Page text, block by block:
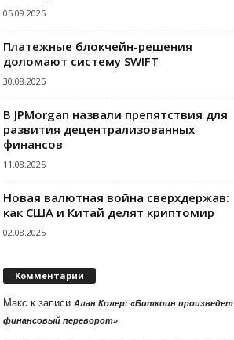
05.09.2025
Платежные блокчейн-решения
доломают систему SWIFT
30.08.2025
В JPMorgan назвали препятствия для
развития децентрализованных
финансов
11.08.2025
Новая валютная война сверхдержав:
как США и Китай делят криптомир
02.08.2025
Комментарии
Макс к записи Алан Колер: «Биткоин произведет
финансовый переворот»